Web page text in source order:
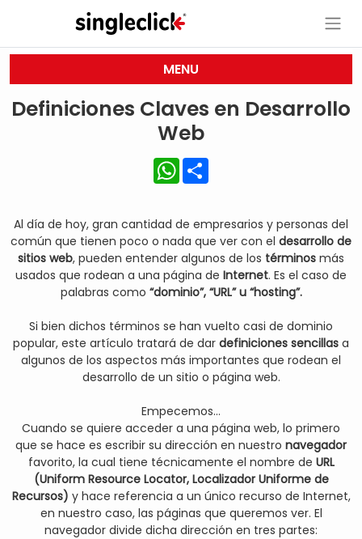
MENU
Definiciones Claves en Desarrollo
Web
WhatsApp
Al día de hoy, gran cantidad de empresarios y personas del
común que tienen poco o nada que ver con el desarrollo de
sitios web, pueden entender algunos de los términos más
usados que rodean a una página de Internet. Es el caso de
palabras como “dominio”, “URL” u “hosting”.
Si bien dichos términos se han vuelto casi de dominio
popular, este artículo tratará de dar definiciones sencillas a
algunos de los aspectos más importantes que rodean el
desarrollo de un sitio o página web.
Empecemos...
Cuando se quiere acceder a una página web, lo primero
que se hace es escribir su dirección en nuestro navegador
favorito, la cual tiene técnicamente el nombre de URL
(Uniform Resource Locator, Localizador Uniforme de
Recursos) y hace referencia a un único recurso de Internet,
en nuestro caso, las páginas que queremos ver. El
navegador divide dicha dirección en tres partes: